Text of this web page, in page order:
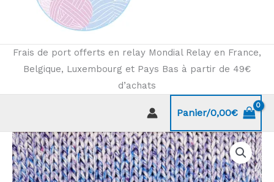
Frais de port offerts en relay Mondial Relay en France,
Belgique, Luxembourg et Pays Bas à partir de 49€
d’achats
Panier/0,00€